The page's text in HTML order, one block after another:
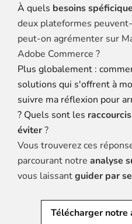
À quels besoins
deux plateformes
peut-on agrémenter sur
Adobe Commerce ?
Plus globalement :
solutions qui s'offrent à
suivre ma réflexion pour
? Quels sont les
éviter?
Vous trouverez ces
parcourant notre analyse
vous laissantguider par
Télécharger notre